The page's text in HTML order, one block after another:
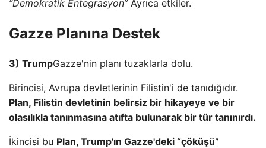
“Demokratik Entegrasyon”Ayrıca etkiler.
Gazze Planına Destek
3) TrumpGazze'nin planı tuzaklarla dolu.
Birincisi, Avrupa devletlerinin Filistin'i de tanıdığıdır.
Plan, Filistin devletinin belirsiz bir hikayeye ve bir
olasılıkla tanınmasına atıfta bulunarak bir tür tanınırdı.
İkincisi bu Plan, Trump'ın Gazze'deki “çöküşü”